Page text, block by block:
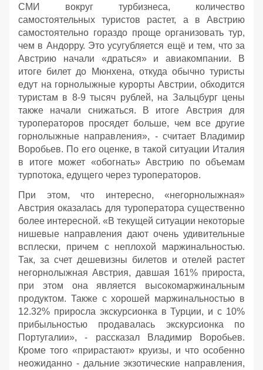
СМИ вокруг турбизнеса, количество
самостоятельных туристов растет, а в Австрию
самостоятельно гораздо проще организовать тур,
чем в Андорру. Это усугубляется ещё и тем, что за
Австрию начали «драться» и авиакомпании. В
итоге билет до Мюнхена, откуда обычно туристы
едут на горнолыжные курорты Австрии, обходится
туристам в 8-9 тысяч рублей, на Зальцбург цены
также начали снижаться. В итоге Австрия для
туроператоров просядет больше, чем все другие
горнолыжные направления», - считает Владимир
Воробьев. По его оценке, в такой ситуации Италия
в итоге может «обогнать» Австрию по объемам
турпотока, едущего через туроператоров.
При этом, что интересно, «негорнолыжная»
Австрия оказалась для туроператора существенно
более интересной. «В текущей ситуации некоторые
нишевые направления дают очень удивительные
всплески, причем с неплохой маржинальностью.
Так, за счет дешевизны билетов и отелей растет
негорнолыжная Австрия, давшая 161% прироста,
при этом она является высокомаржинальным
продуктом. Также с хорошей маржинальностью в
12.32% приросла экскурсионка в Турции, и с 10%
прибыльностью продавалась экскурсионка по
Португалии», - рассказал Владимир Воробьев.
Кроме того «прирастают» круизы, и что особенно
неожиданно - дальние экзотические направления,